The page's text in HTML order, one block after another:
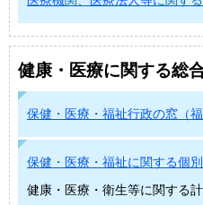
健康・医療に関する総
保健・医療・福祉行政の窓（
保健・医療・福祉に関する個
健康・医療・衛生等に関する